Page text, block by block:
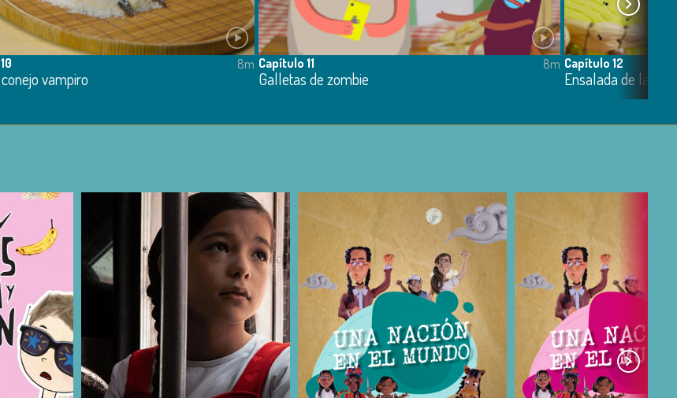
vampiro
8m Capítulo 11
Galletas de zombie
8m Capítulo 12
Ensalada de larvas